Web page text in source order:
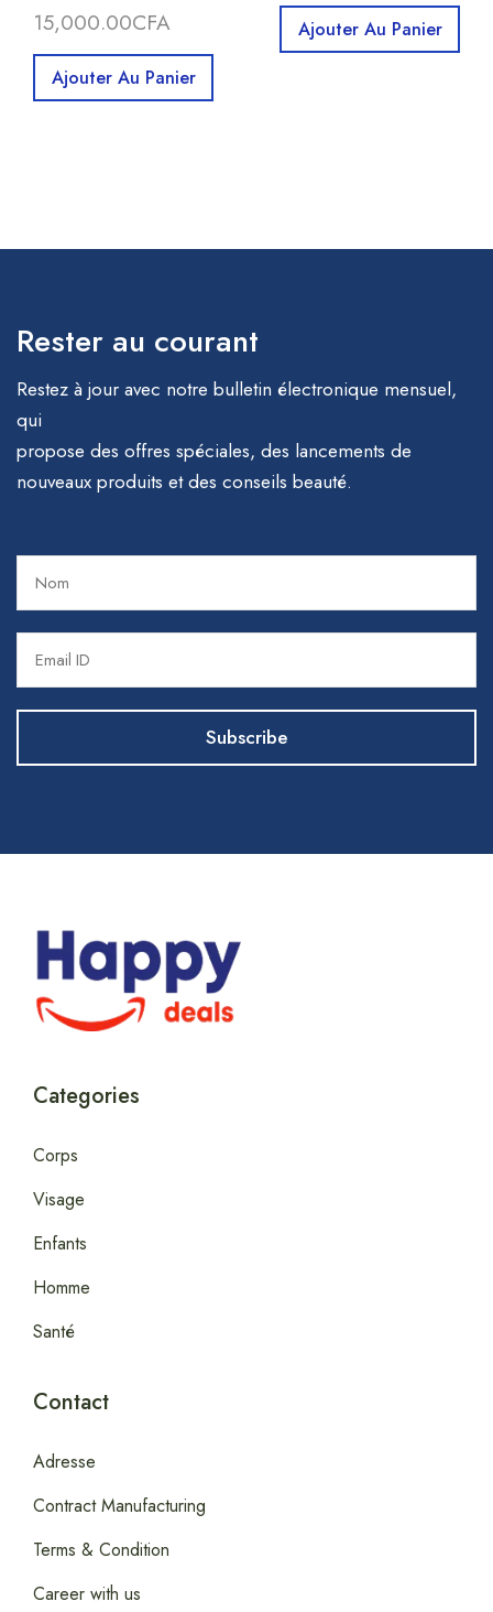
15,000.00CFA
Ajouter Au Panier
Ajouter Au Panier
Rester au courant
Restez à jour avec notre bulletin électronique mensuel,
qui
propose des offres spéciales, des lancements de
nouveaux produits et des conseils beauté.
Categories
Corps
Visage
Enfants
Homme
Santé
Contact
Adresse
Contract Manufacturing
Terms & Condition
Career with us